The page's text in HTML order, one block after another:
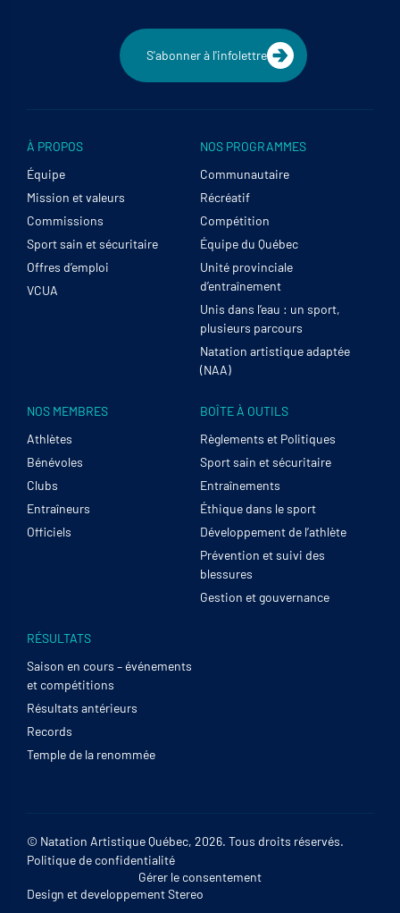
S'abonner à l'infolettre
À PROPOS
Équipe
Mission et valeurs
Commissions
Sport sain et sécuritaire
Offres d’emploi
VCUA
NOS PROGRAMMES
Communautaire
Récréatif
Compétition
Équipe du Québec
Unité provinciale
d’entraînement
Unis dans l’eau : un sport,
plusieurs parcours
Natation artistique adaptée
(NAA)
NOS MEMBRES
Athlètes
Bénévoles
Clubs
Entraîneurs
Officiels
BOÎTE À OUTILS
Règlements et Politiques
Sport sain et sécuritaire
Entraînements
Éthique dans le sport
Développement de l’athlète
Prévention et suivi des
blessures
Gestion et gouvernance
RÉSULTATS
Saison en cours – événements
et compétitions
Résultats antérieurs
Records
Temple de la renommée
© Natation Artistique Québec, 2026. Tous droits réservés.
Politique de confidentialité
Gérer le consentement
Design et developpementStereo